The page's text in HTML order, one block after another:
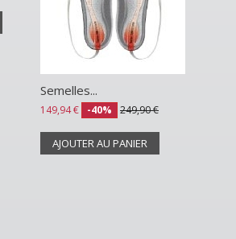
Semelles...
149,94 € -40% 249,90 €
AJOUTER AU PANIER